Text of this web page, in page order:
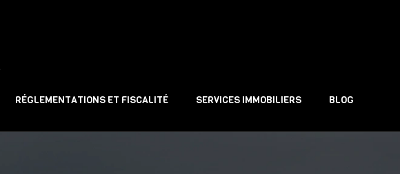
RÉGLEMENTATIONS ET FISCALITÉ SERVICES IMMOBILIERS BLOG